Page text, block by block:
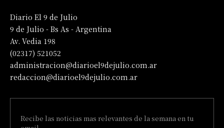
Diario El 9 de Julio
9 de Julio - Bs As - Argentina
Av. Vedia 198
(02317) 521052
administracion@diarioel9dejulio.com.ar
redaccion@diarioel9dejulio.com.ar
Recibe las noticias mas relevantes de la semana en tu